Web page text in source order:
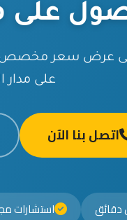
على
عرض سعر مخصص
على مدار
اتصل بنا الآن
دقائق استشارات